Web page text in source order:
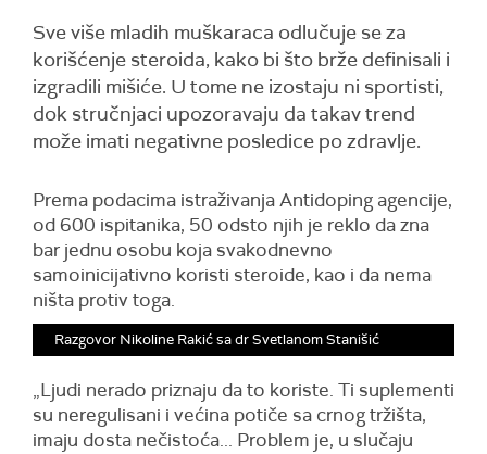
Sve više mladih muškaraca odlučuje se za
korišćenje steroida, kako bi što brže definisali i
izgradili mišiće. U tome ne izostaju ni sportisti,
dok stručnjaci upozoravaju da takav trend
može imati negativne posledice po zdravlje.
Prema podacima istraživanja Antidoping agencije,
od 600 ispitanika, 50 odsto njih je reklo da zna
bar jednu osobu koja svakodnevno
samoinicijativno koristi steroide, kao i da nema
ništa protiv toga.
Razgovor Nikoline Rakić sa dr Svetlanom Stanišić
„Ljudi nerado priznaju da to koriste. Ti suplementi
su neregulisani i većina potiče sa crnog tržišta,
imaju dosta nečistoća... Problem je, u slučaju